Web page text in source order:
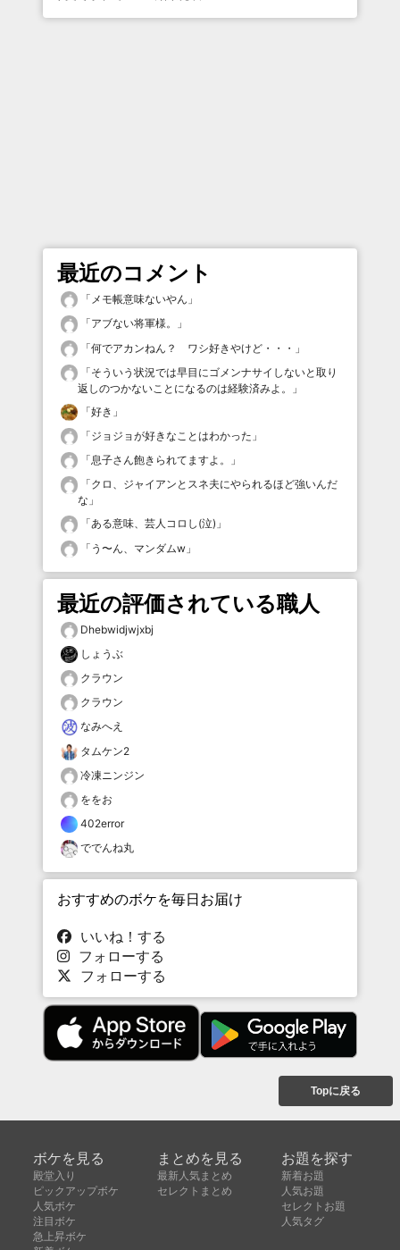
最近のコメント
「 メモ帳意味ないやん 」
「アブない将軍様。
」
「何でアカンねん？ ワシ好きやけど・・・ 」
「そういう状況では早目にゴメンナサイしないと取り
返しのつかないことになるのは経験済みよ。
」
「好き 」
「ジョジョが好きなことはわかった 」
「息子さん飽きられてますよ。
」
「クロ、ジャイアンとスネ夫にやられるほど強いんだ
な 」
「ある意味、芸人コロし(泣) 」
「 う〜ん、マンダムw 」
最近の評価されている職人
Dhebwidjwjxbj
しょうぶ
クラウン
クラウン
なみへえ
タムケン2
冷凍ニンジン
ををお
402error
ででんね丸
おすすめのボケを毎日お届け
いいね！する
フォローする
フォローする
Topに戻る
ボケを見る
殿堂入り
ピックアップボケ
人気ボケ
注目ボケ
急上昇ボケ
まとめを見る
最新人気まとめ
セレクトまとめ
お題を探す
新着お題
人気お題
セレクトお題
人気タグ